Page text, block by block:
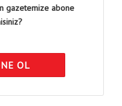
gazetemize abone
OL